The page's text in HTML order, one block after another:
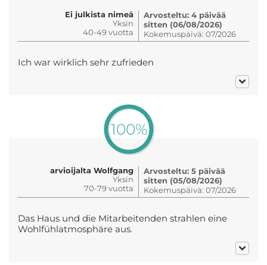
Ei julkista nimeä
Yksin
40-49 vuotta
Arvosteltu: 4 päivää
sitten (06/08/2026)
Kokemuspäivä: 07/2026
Ich war wirklich sehr zufrieden
100%
arvioijalta Wolfgang
Yksin
70-79 vuotta
Arvosteltu: 5 päivää
sitten (05/08/2026)
Kokemuspäivä: 07/2026
Das Haus und die Mitarbeitenden strahlen eine
Wohlfühlatmosphäre aus.